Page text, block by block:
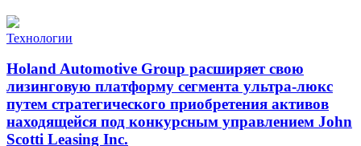
Технологии
Holand Automotive Group расширяет свою
лизинговую платформу сегмента ультра-люкс
путем стратегического приобретения активов
находящейся под конкурсным управлением John
Scotti Leasing Inc.